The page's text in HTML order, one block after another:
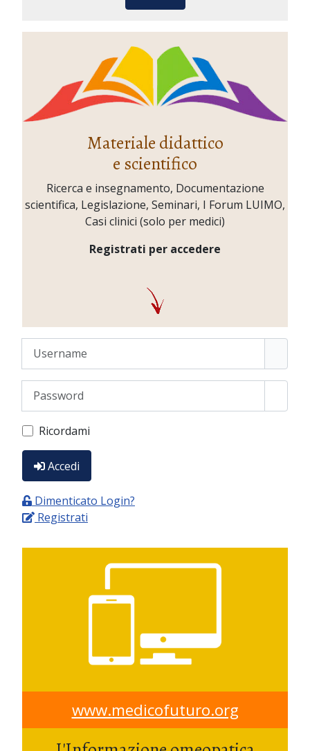
Materiale didattico
e scientifico
Ricerca e insegnamento, Documentazione
scientifica, Legislazione, Seminari, I Forum LUIMO,
Casi clinici (solo per medici)
Registrati per accedere
Username
Password
Ricordami
Accedi
Dimenticato Login?
Registrati
www.medicofuturo.org